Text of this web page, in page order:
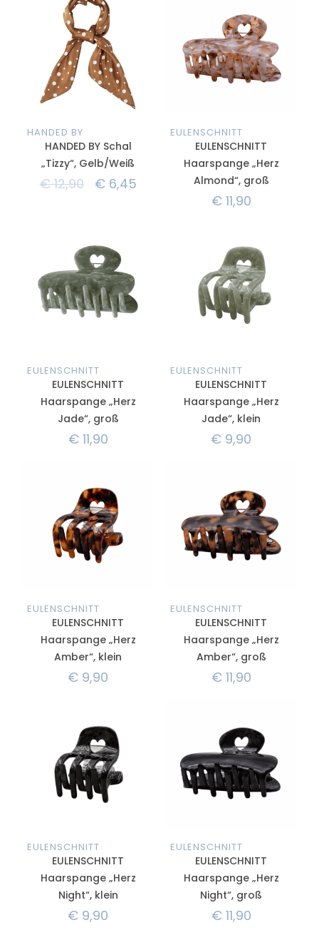
HANDED BY
HANDED BY Schal
„Tizzy“, Gelb/Weiß
€12,90 €6,45
EULENSCHNITT
EULENSCHNITT
Haarspange „Herz
Almond“, groß
€11,90
EULENSCHNITT
EULENSCHNITT
Haarspange „Herz
Jade“, groß
€11,90
EULENSCHNITT
EULENSCHNITT
Haarspange „Herz
Jade“, klein
€ 9,90
EULENSCHNITT
EULENSCHNITT
Haarspange „Herz
Amber“, klein
€ 9,90
EULENSCHNITT
EULENSCHNITT
Haarspange „Herz
Amber“, groß
€11,90
EULENSCHNITT
EULENSCHNITT
Haarspange „Herz
Night“, klein
€ 9,90
EULENSCHNITT
EULENSCHNITT
Haarspange „Herz
Night“, groß
€11,90